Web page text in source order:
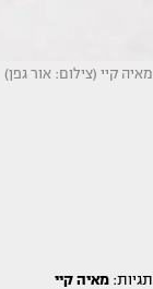
מאיה קיי (צילום: אור גפן)
תגיות: מאיה קיי